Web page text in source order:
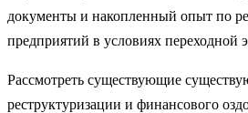
документы и накопленный опыт по
предприятий в условиях переходной
Рассмотреть существующие
реструктуризации и финансового